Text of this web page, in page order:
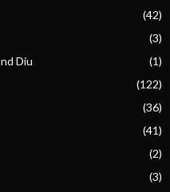
(42)
(3)
Diu
(1)
(122)
(36)
(41)
(2)
(3)